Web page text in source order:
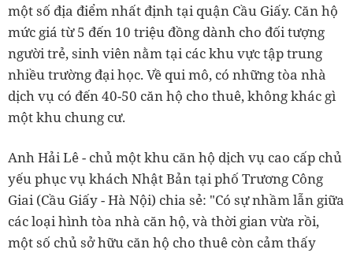
một số địa điểm nhất định tại quận Cầu Giấy. Căn hộ
mức giá từ 5 đến 10 triệu đồng dành cho đối tượng
người trẻ, sinh viên nằm tại các khu vực tập trung
nhiều trường đại học. Về qui mô, có những tòa nhà
dịch vụ có đến 40-50 căn hộ cho thuê, không khác gì
một khu chung cư.
Anh Hải Lê - chủ một khu căn hộ dịch vụ cao cấp chủ
yếu phục vụ khách Nhật Bản tại phố Trương Công
Giai (Cầu Giấy - Hà Nội) chia sẻ: "Có sự nhầm lẫn giữa
các loại hình tòa nhà căn hộ, và thời gian vừa rồi,
một số chủ sở hữu căn hộ cho thuê còn cảm thấy